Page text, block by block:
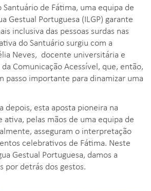
de Fátima, uma equipa de
Gestual Portuguesa (ILGP) garante
inclusiva das pessoas surdas nas
do Santuário surgiu com a
Neves, docente universitária e
Comunicação Acessível, que, então,
passo importante para dinamizar uma
depois, esta aposta pioneira na
pelas mãos de uma equipa de
asseguram o interpretação
celebrativos de Fátima. Neste
Gestual Portuguesa, damos a
por detrás dos gestos.